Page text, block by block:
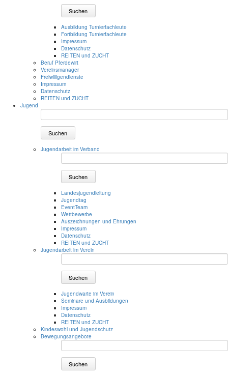
Suchen
Ausbildung Turnierfachleute
Fortbildung Turnierfachleute
Impressum
Datenschutz
REITEN und ZUCHT
Beruf Pferdewirt
Vereinsmanager
Freiwilligendienste
Impressum
Datenschutz
REITEN und ZUCHT
Jugend
Suchen
Jugendarbeit im Verband
Suchen
Landesjugendleitung
Jugendtag
EventTeam
Wettbewerbe
Auszeichnungen und Ehrungen
Impressum
Datenschutz
REITEN und ZUCHT
Jugendarbeit im Verein
Suchen
Jugendwarte im Verein
Seminare und Ausbildungen
Impressum
Datenschutz
REITEN und ZUCHT
Kindeswohl und Jugendschutz
Bewegungsangebote
Suchen